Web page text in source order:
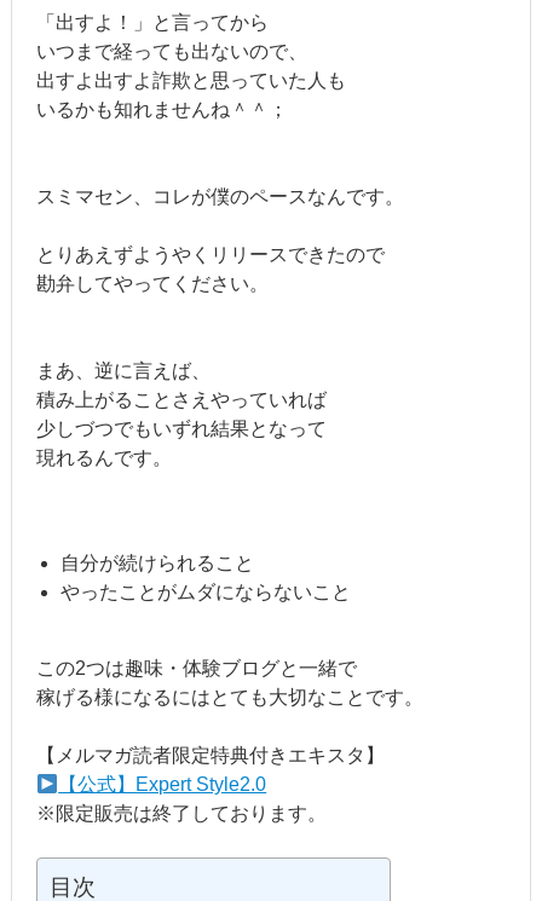
「出すよ！」と言ってから
いつまで経っても出ないので、
出すよ出すよ詐欺と思っていた人も
いるかも知れませんね＾＾；
スミマセン、コレが僕のペースなんです。
とりあえずようやくリリースできたので
勘弁してやってください。
まあ、逆に言えば、
積み上がることさえやっていれば
少しづつでもいずれ結果となって
現れるんです。
自分が続けられること
やったことがムダにならないこと
この2つは趣味・体験ブログと一緒で
稼げる様になるにはとても大切なことです。
【メルマガ読者限定特典付きエキスタ】
【公式】Expert Style2.0
※限定販売は終了しております。
目次